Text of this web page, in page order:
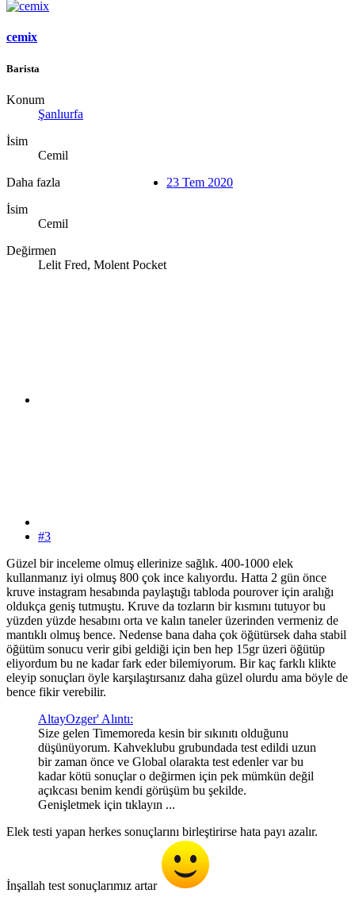
cemix
Barista
Konum
Şanlıurfa
İsim
Cemil
Daha fazla
İsim
Cemil
Değirmen
Lelit Fred, Molent Pocket
23 Tem 2020
#3
Güzel bir inceleme olmuş ellerinize sağlık. 400-1000 elek
kullanmanız iyi olmuş 800 çok ince kalıyordu. Hatta 2 gün önce
kruve instagram hesabında paylaştığı tabloda pourover için aralığı
oldukça geniş tutmuştu. Kruve da tozların bir kısmını tutuyor bu
yüzden yüzde hesabını orta ve kalın taneler üzerinden vermeniz de
mantıklı olmuş bence. Nedense bana daha çok öğütürsek daha stabil
öğütüm sonucu verir gibi geldiği için ben hep 15gr üzeri öğütüp
eliyordum bu ne kadar fark eder bilemiyorum. Bir kaç farklı klikte
eleyip sonuçları öyle karşılaştırsanız daha güzel olurdu ama böyle de
bence fikir verebilir.
AltayOzger' Alıntı:
Size gelen Timemoreda kesin bir sıkınıtı olduğunu
düşünüyorum. Kahveklubu grubundada test edildi uzun
bir zaman önce ve Global olarakta test edenler var bu
kadar kötü sonuçlar o değirmen için pek mümkün değil
açıkcası benim kendi görüşüm bu şekilde.
Genişletmek için tıklayın ...
Elek testi yapan herkes sonuçlarını birleştirirse hata payı azalır.
İnşallah test sonuçlarımız artar